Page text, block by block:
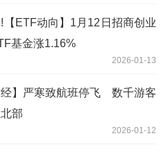
【ETF动向】1月12日招商创业
基金涨1.16%
2026-01-13
经】严寒致航班停飞 数千游客
部
2026-01-12